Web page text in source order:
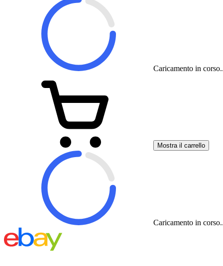
Caricamento in
Mostra il carrello
Caricamento in